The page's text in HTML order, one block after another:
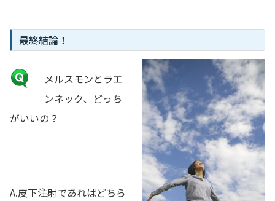
最終結論！
メルスモンとラエ
ンネック、どっち
がいいの？
A.皮下注射であればどちら